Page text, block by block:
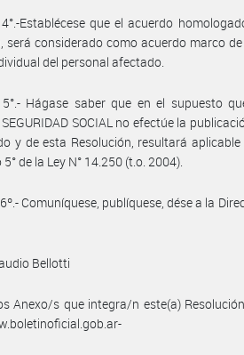
4°.-Establécese que el acuerdo
será considerado como acuerdo marco
del personal afectado.
5°.- Hágase saber que en el supuesto
SEGURIDAD SOCIAL no efectúe la
y de esta Resolución, resultará
de la Ley N° 14.250 (t.o. 2004).
6º.- Comuníquese, publíquese, dése a la
Bellotti
Anexo/s que integra/n este(a)